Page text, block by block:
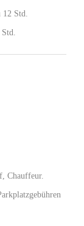
Std.
Chauffeur.